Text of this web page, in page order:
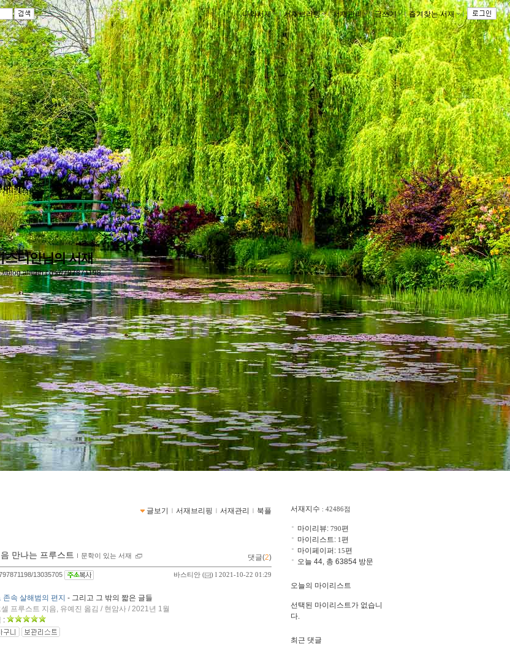
나의서재 ｌ서재브리핑 ｌ서재관리 ｌ글쓰기 ｌ즐겨찾는 서재 ｌ
스티안님의 서재
blog.aladin.co.kr/797871198
글보기 ｌ 서재브리핑 ｌ 서재관리 ｌ 북플
만나는 프루스트 ｌ 문학이 있는 서재 댓글(2)
바스티안 ( ) l 2021-10-22 01:29
13035705
존속 살해범의 편지 - 그리고 그 밖의 짧은 글들
셀 프루스트 지음, 유예진 옮김 / 현암사 / 2021년 1월
:
서재지수 : 42486점
마이리뷰: 790편
마이리스트: 1편
마이페이퍼: 15편
오늘 44, 총 63854 방문
오늘의 마이리스트
선택된 마이리스트가 없습니
다.
최근 댓글